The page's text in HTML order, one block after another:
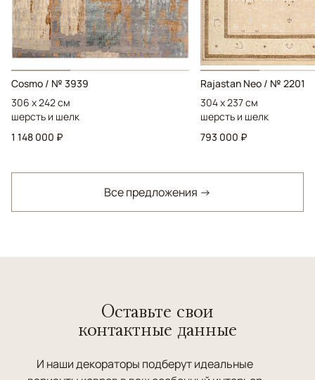
Cosmo / № 3939
306 x 242 см
шерсть и шелк
1 148 000 ₽
Rajastan Neo / № 2201
304 x 237 см
шерсть и шелк
793 000 ₽
Все предложения →
Оставьте свои
контактные данные
И наши декораторы подберут идеальные